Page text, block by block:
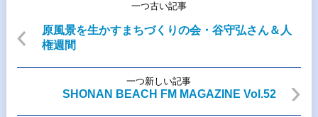
一つ古い記事
原風景を生かすまちづくりの会・谷守弘さん＆人
権週間
一つ新しい記事
SHONAN BEACH FM MAGAZINE Vol.52